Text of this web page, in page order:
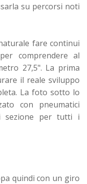
su percorsi noti
fare continui
comprendere al
27,5". La prima
il reale sviluppo
La foto sotto lo
con pneumatici
sezione per tutti i
quindi con un giro